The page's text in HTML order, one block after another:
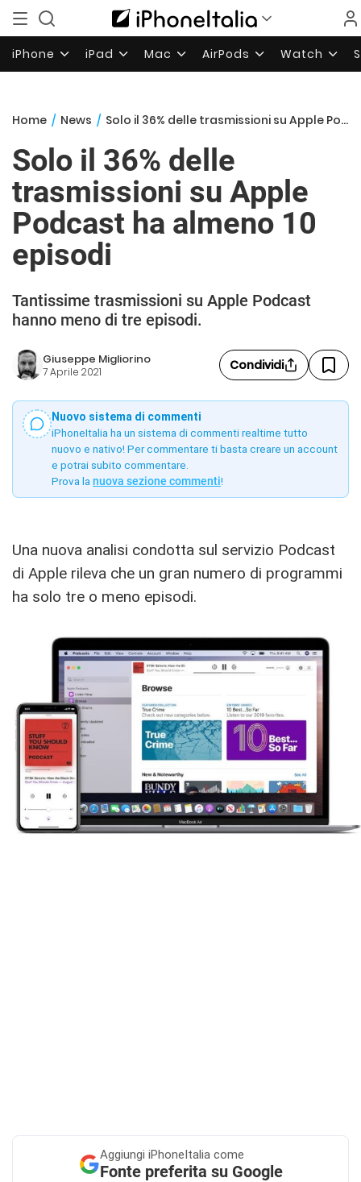
iPhone iPad Mac AirPods Watch
Home / News / Solo il 36% delle trasmissioni su Apple Podcast ha almeno 10 episodi
Solo il 36% delle
trasmissioni su Apple
Podcast ha almeno 10
episodi
Tantissime trasmissioni su Apple Podcast
hanno meno di tre episodi.
Giuseppe Migliorino
7 Aprile 2021 Condividi
Nuovo sistema di commenti
iPhoneItalia ha un sistema di commenti realtime tutto
nuovo e nativo! Per commentare ti basta creare un account
e potrai subito commentare.
Prova la nuova sezione commenti!
Una nuova analisi condotta sul servizio Podcast
di Apple rileva che un gran numero di programmi
ha solo tre o meno episodi.
Aggiungi iPhoneItalia come
Fonte preferita su Google